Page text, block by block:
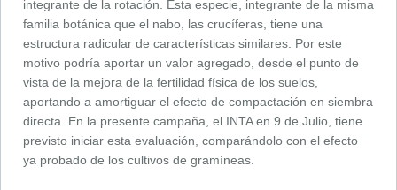
integrante de la rotación. Esta especie, integrante de la misma
familia botánica que el nabo, las crucíferas, tiene una
estructura radicular de características similares. Por este
motivo podría aportar un valor agregado, desde el punto de
vista de la mejora de la fertilidad física de los suelos,
aportando a amortiguar el efecto de compactación en siembra
directa. En la presente campaña, el INTA en 9 de Julio, tiene
previsto iniciar esta evaluación, comparándolo con el efecto
ya probado de los cultivos de gramíneas.